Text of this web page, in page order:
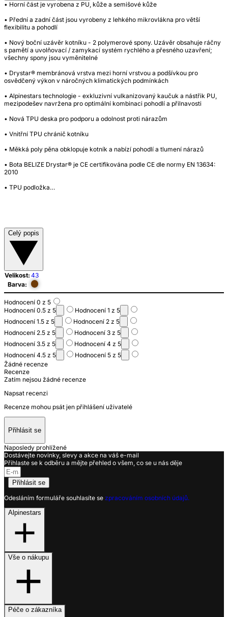
• Horní část je vyrobena z PU, kůže a semišové kůže
• Přední a zadní část jsou vyrobeny z lehkého mikrovlákna pro větší
flexibilitu a pohodlí
• Nový boční uzávěr kotníku - 2 polymerové spony. Uzávěr obsahuje ráčny
s pamětí a uvolňovací / zamykací systém rychlého a přesného uzavření;
všechny spony jsou vyměnitelné
• Drystar® membránová vrstva mezi horní vrstvou a podšívkou pro
osvědčený výkon v náročných klimatických podmínkách
• Alpinestars technologie - exkluzivní vulkanizovaný kaučuk a nástřik PU,
mezipodešev navržena pro optimální kombinaci pohodlí a přilnavosti
• Nová TPU deska pro podporu a odolnost proti nárazům
• Vnitřní TPU chránič kotníku
• Měkká poly pěna obklopuje kotník a nabízí pohodlí a tlumení nárazů
• Bota BELIZE Drystar® je CE certifikována podle CE dle normy EN 13634:
2010
• TPU podložka…
Celý popis
Velikost: 43
Barva:
Hodnocení 0 z 5
Hodnocení 0.5 z 5
Hodnocení 1 z 5
Hodnocení 1.5 z 5
Hodnocení 2 z 5
Hodnocení 2.5 z 5
Hodnocení 3 z 5
Hodnocení 3.5 z 5
Hodnocení 4 z 5
Hodnocení 4.5 z 5
Hodnocení 5 z 5
Žádné recenze
Recenze
Zatím nejsou žádné recenze
Napsat recenzi
Recenze mohou psát jen přihlášení uživatelé
Přihlásit se
Naposledy prohlížené
Dostávejte novinky, slevy a akce na váš e-mail
Přihlaste se k odběru a mějte přehled o všem, co se u nás děje
Přihlásit se
Odesláním formuláře souhlasíte se zpracováním osobních údajů.
Alpinestars
Vše o nákupu
Péče o zákazníka